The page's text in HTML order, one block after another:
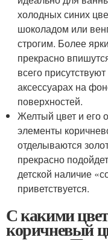
холодных синих
шоколадом или
строгим. Более
прекрасно
всего
аксессуарах на
поверхностей.
Желтый цвет и его
элементы
отделываются
прекрасно
детской наличие
приветствуется.
С какими
коричневый